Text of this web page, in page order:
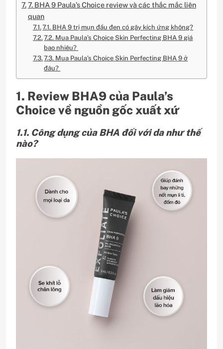
7. BHA 9 Paula’s Choice review và các thắc mắc liên
quan
7.1. BHA 9 trị mụn đầu đen có gây kích ứng không?
7.2. Mua Paula’s Choice Skin Perfecting BHA 9 giá
bao nhiêu?
7.3. Mua Paula’s Choice Skin Perfecting BHA 9 ở
đâu?
1. Review BHA9 của Paula’s
Choice về nguồn gốc xuất xứ
1.1. Công dụng của BHA đối với da như thế
nào?